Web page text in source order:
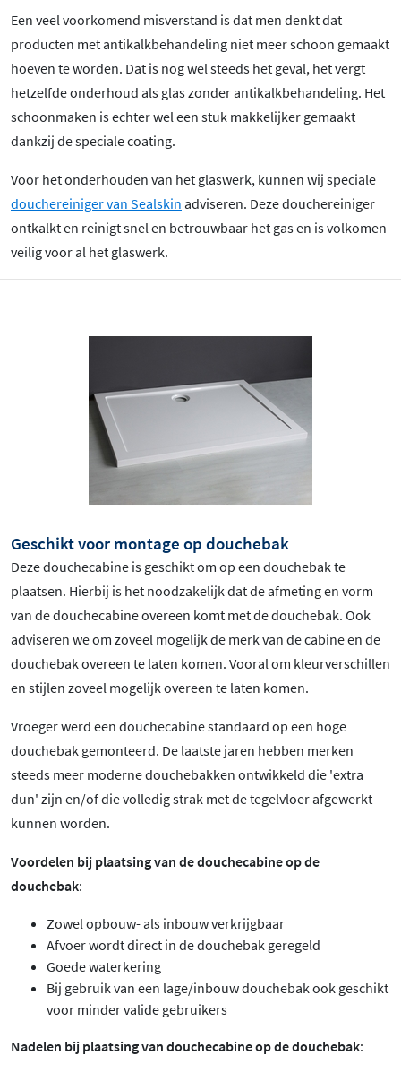
Een veel voorkomend misverstand is dat men denkt dat
producten met antikalkbehandeling niet meer schoon gemaakt
hoeven te worden. Dat is nog wel steeds het geval, het vergt
hetzelfde onderhoud als glas zonder antikalkbehandeling. Het
schoonmaken is echter wel een stuk makkelijker gemaakt
dankzij de speciale coating.
Voor het onderhouden van het glaswerk, kunnen wij speciale
douchereiniger van Sealskin adviseren. Deze douchereiniger
ontkalkt en reinigt snel en betrouwbaar het gas en is volkomen
veilig voor al het glaswerk.
Geschikt voor montage op douchebak
Deze douchecabine is geschikt om op een douchebak te
plaatsen. Hierbij is het noodzakelijk dat de afmeting en vorm
van de douchecabine overeen komt met de douchebak. Ook
adviseren we om zoveel mogelijk de merk van de cabine en de
douchebak overeen te laten komen. Vooral om kleurverschillen
en stijlen zoveel mogelijk overeen te laten komen.
Vroeger werd een douchecabine standaard op een hoge
douchebak gemonteerd. De laatste jaren hebben merken
steeds meer moderne douchebakken ontwikkeld die 'extra
dun' zijn en/of die volledig strak met de tegelvloer afgewerkt
kunnen worden.
Voordelen bij plaatsing van de douchecabine op de
douchebak:
Zowel opbouw- als inbouw verkrijgbaar
Afvoer wordt direct in de douchebak geregeld
Goede waterkering
Bij gebruik van een lage/inbouw douchebak ook geschikt
voor minder valide gebruikers
Nadelen bij plaatsing van douchecabine op de douchebak: